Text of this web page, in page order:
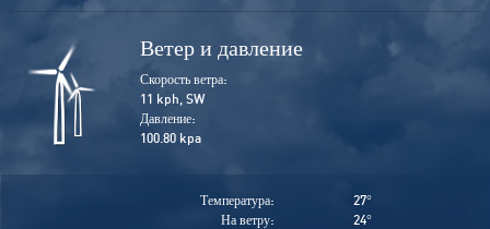
Ветер и давление
Скорость ветра:
11 kph, SW
Давление:
100.80 kpa
Температура:
На ветру:
27°
24°